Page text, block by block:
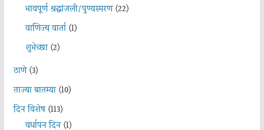
भावपूर्ण श्रद्धांजली/पुण्यस्मरण(22)
वाणिज्य वार्ता(1)
शुभेच्छा(2)
ठाणे(3)
ताज्या बातम्या(10)
दिन विशेष(113)
वर्धापन दिन(1)